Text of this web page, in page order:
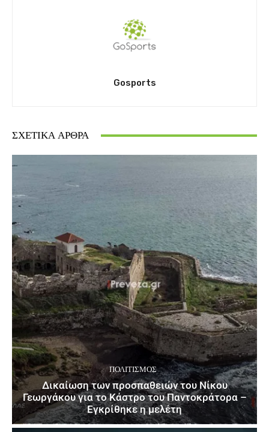
Gosports
ΣΧΕΤΙΚΆ ΆΡΘΡΑ
ΠΟΛΙΤΙΣΜΌΣ
Δικαίωση των προσπαθειών του Νίκου
Γεωργάκου για το Κάστρο του Παντοκράτορα –
Εγκρίθηκε η μελέτη